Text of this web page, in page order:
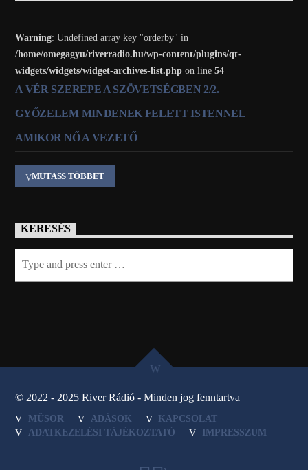
Warning: Undefined array key "orderby" in
/home/omegagyu/riverradio.hu/wp-content/plugins/qt-
widgets/widgets/widget-archives-list.php on line54
A VÉR SZEREPE A SZÖVETSÉGBEN 2/2.
GYŐZELEM MINDENEK FELETT ISTENNEL
AMIKOR NŐ A VEZETŐ
MUTASS TÖBBET
KERESÉS
© 2022 - 2025 River Rádió - Minden jog fenntartva
MŰSOR ADÁSOK
KAPCSOLAT
ADATKEZELÉSI TÁJÉKOZTATÓ
IMPRESSZUM